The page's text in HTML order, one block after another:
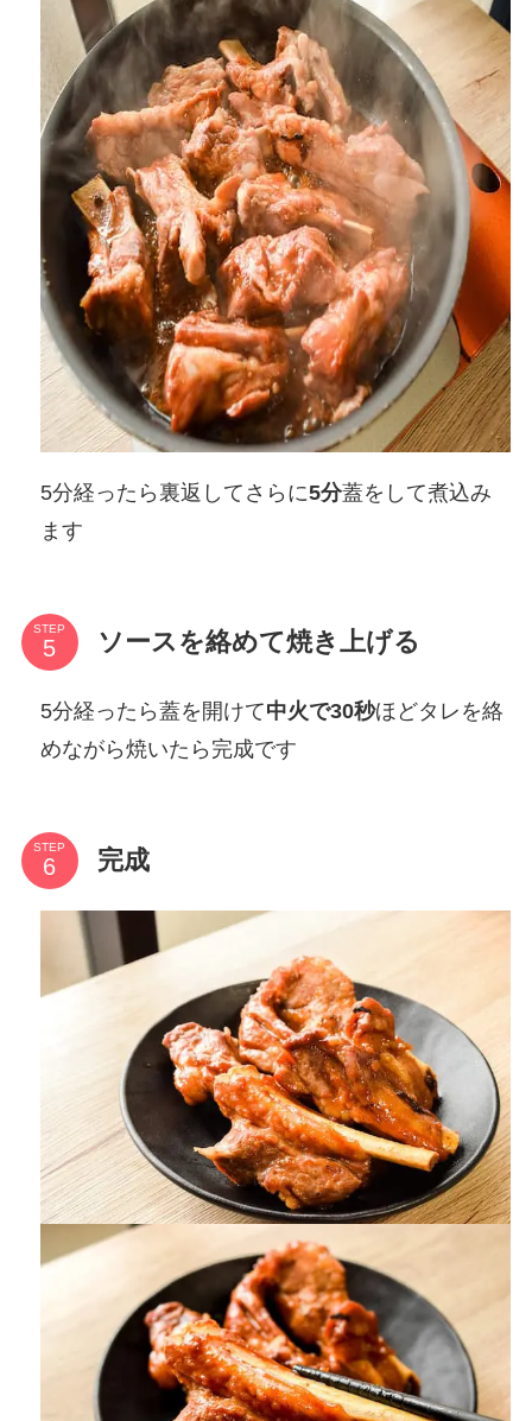
5分経ったら裏返してさらに5分蓋をして煮込み
ます
STEP ソースを絡めて焼き上げる
5分経ったら蓋を開けて中火で30秒ほどタレを絡
めながら焼いたら完成です
STEP 完成